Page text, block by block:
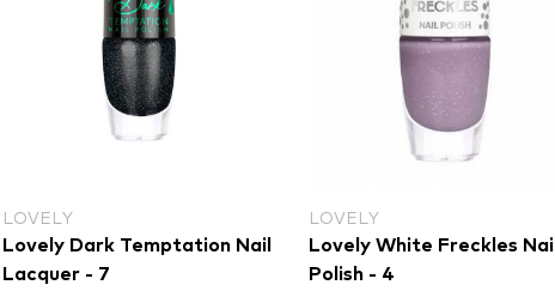
LOVELY
Lovely Dark Temptation Nail
Lacquer - 7
LOVELY
Lovely White Freckles Nail
Polish - 4